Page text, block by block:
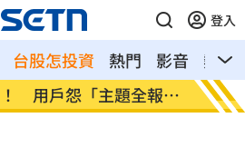
登入
台股怎投資 熱門 影音
熱搜
機器人！北市曾高調引
初來
過